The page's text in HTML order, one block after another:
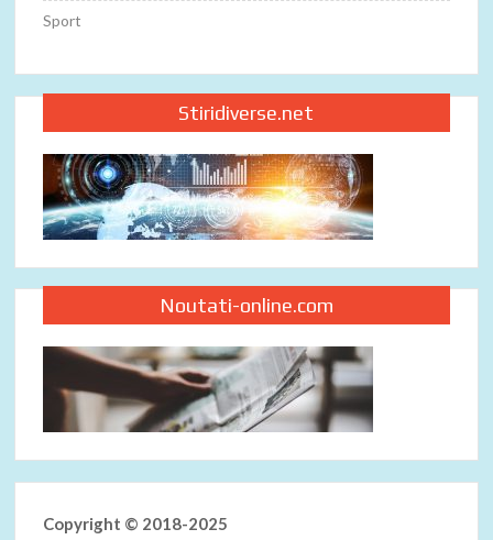
Sport
Stiridiverse.net
Noutati-online.com
Copyright © 2018-2025